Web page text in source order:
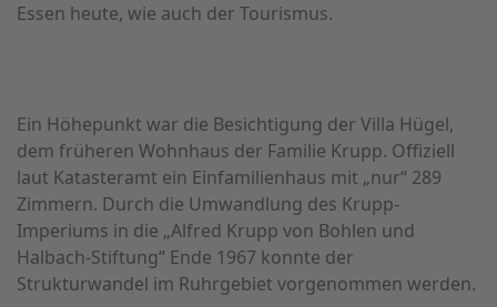
Essen heute, wie auch der Tourismus.
Ein Höhepunkt war die Besichtigung der Villa Hügel,
dem früheren Wohnhaus der Familie Krupp. Offiziell
laut Katasteramt ein Einfamilienhaus mit „nur“ 289
Zimmern. Durch die Umwandlung des Krupp-
Imperiums in die „Alfred Krupp von Bohlen und
Halbach-Stiftung“ Ende 1967 konnte der
Strukturwandel im Ruhrgebiet vorgenommen werden.